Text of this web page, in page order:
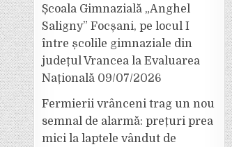
Școala Gimnazială „Anghel
Saligny” Focșani, pe locul I
între școlile gimnaziale din
județul Vrancea la Evaluarea
Națională 09/07/2026
Fermierii vrânceni trag un nou
semnal de alarmă: prețuri prea
mici la laptele vândut de